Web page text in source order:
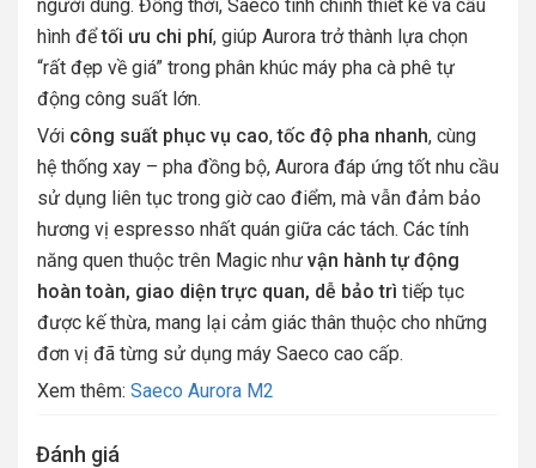
người dùng. Đồng thời, Saeco tinh chỉnh thiết kế và cấu
hình đểtối ưu chi phí, giúp Aurora trở thành lựa chọn
“rất đẹp về giá” trong phân khúc máy pha cà phê tự
động công suất lớn.
Với công suất phục vụ cao,tốc độ pha nhanh, cùng
hệ thống xay – pha đồng bộ, Aurora đáp ứng tốt nhu cầu
sử dụng liên tục trong giờ cao điểm, mà vẫn đảm bảo
hương vị espresso nhất quán giữa các tách. Các tính
năng quen thuộc trên Magic như vận hành tự động
hoàn toàn, giao diện trực quan, dễ bảo trì tiếp tục
được kế thừa, mang lại cảm giác thân thuộc cho những
đơn vị đã từng sử dụng máy Saeco cao cấp.
Xem thêm: Saeco Aurora M2
Đánh giá